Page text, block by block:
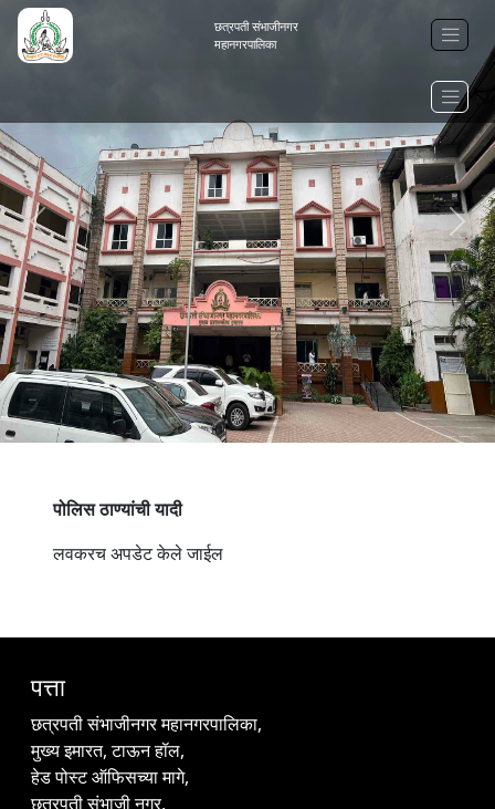
छत्रपती संभाजीनगर
महानगरपालिका
Previous Next
पोलिस ठाण्यांची यादी
लवकरच अपडेट केले जाईल
पत्ता
छत्रपती संभाजीनगर महानगरपालिका,
मुख्य इमारत, टाऊन हॉल,
हेड पोस्ट ऑफिसच्या मागे,
छत्रपती संभाजी नगर,